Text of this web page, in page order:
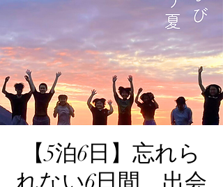
【5泊6日】忘れら